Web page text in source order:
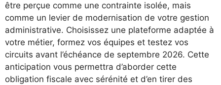
être perçue comme une contrainte isolée, mais
comme un levier de modernisation de votre gestion
administrative. Choisissez une plateforme adaptée à
votre métier, formez vos équipes et testez vos
circuits avant l’échéance de septembre 2026. Cette
anticipation vous permettra d’aborder cette
obligation fiscale avec sérénité et d’en tirer des